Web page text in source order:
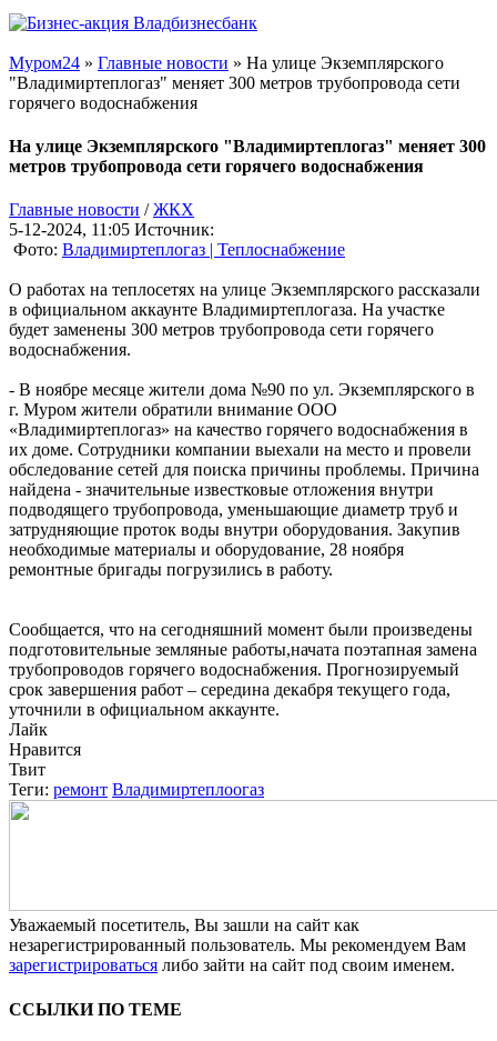
Муром24 » Главные новости » На улице Экземплярского
"Владимиртеплогаз" меняет 300 метров трубопровода сети
горячего водоснабжения
На улице Экземплярского "Владимиртеплогаз" меняет 300
метров трубопровода сети горячего водоснабжения
Главные новости /ЖКХ
5-12-2024, 11:05 Источник:
Фото: Владимиртеплогаз | Теплоснабжение
О работах на теплосетях на улице Экземплярского рассказали
в официальном аккаунте Владимиртеплогаза. На участке
будет заменены 300 метров трубопровода сети горячего
водоснабжения.
- В ноябре месяце жители дома №90 по ул. Экземплярского в
г. Муром жители обратили внимание ООО
«Владимиртеплогаз» на качество горячего водоснабжения в
их доме. Сотрудники компании выехали на место и провели
обследование сетей для поиска причины проблемы. Причина
найдена - значительные известковые отложения внутри
подводящего трубопровода, уменьшающие диаметр труб и
затрудняющие проток воды внутри оборудования. Закупив
необходимые материалы и оборудование, 28 ноября
ремонтные бригады погрузились в работу.
Сообщается, что на сегодняшний момент были произведены
подготовительные земляные работы,начата поэтапная замена
трубопроводов горячего водоснабжения. Прогнозируемый
срок завершения работ – середина декабря текущего года,
уточнили в официальном аккаунте.
Лайк
Нравится
Твит
Теги: ремонт Владимиртеплоогаз
Уважаемый посетитель, Вы зашли на сайт как
незарегистрированный пользователь. Мы рекомендуем Вам
зарегистрироваться либо зайти на сайт под своим именем.
ССЫЛКИ ПО ТЕМЕ